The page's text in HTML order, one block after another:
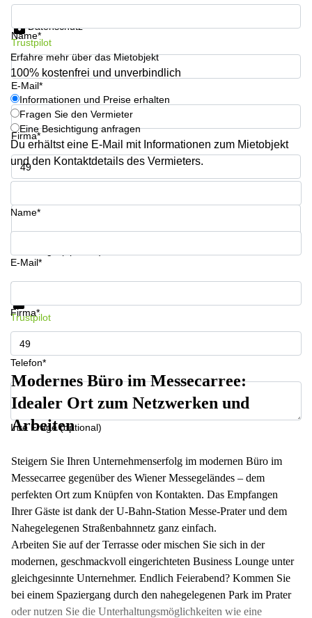
Coworking
Name*
E-Mail*
Firma*
Telefon*
Datenschutz
Trustpilot
Erfahre mehr über das Mietobjekt
100% kostenfrei und unverbindlich
Informationen und Preise erhalten
Fragen Sie den Vermieter
Eine Besichtigung anfragen
Du erhältst eine E-Mail mit Informationen zum Mietobjekt
und den Kontaktdetails des Vermieters.
Name*
E-Mail*
Firma*
Telefon*
Ihre Frage (optional)
Informationen und Preise erhalten
Trustpilot
Modernes Büro im Messecarree:
Idealer Ort zum Netzwerken und
Arbeiten
Steigern Sie Ihren Unternehmenserfolg im modernen Büro im
Messecarree gegenüber des Wiener Messegeländes – dem
perfekten Ort zum Knüpfen von Kontakten. Das Empfangen
Ihrer Gäste ist dank der U-Bahn-Station Messe-Prater und dem
Nahegelegenen Straßenbahnnetz ganz einfach.
Arbeiten Sie auf der Terrasse oder mischen Sie sich in der
modernen, geschmackvoll eingerichteten Business Lounge unter
gleichgesinnte Unternehmer. Endlich Feierabend? Kommen Sie
bei einem Spaziergang durch den nahegelegenen Park im Prater
oder nutzen Sie die Unterhaltungsmöglichkeiten wie eine